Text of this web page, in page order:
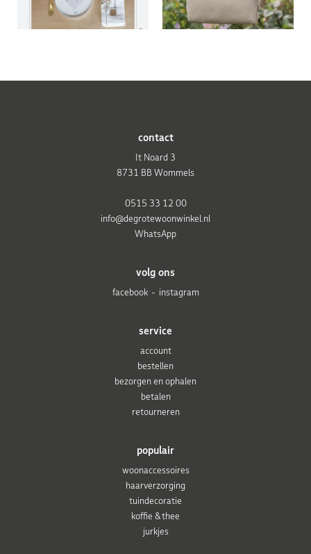
populair
woonaccessoires
haarverzorging
tuindecoratie
koffie & thee
jurkjes
service
account
bestellen
bezorgen en ophalen
betalen
retourneren
volg ons
facebook
instagram
contact
It Noard 3
8731 BB Wommels
0515 33 12 00
info@degrotewoonwinkel.nl
WhatsApp